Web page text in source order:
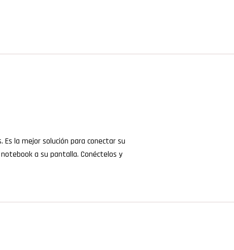
la mejor solución para conectar su
a su pantalla. Conéctelos y